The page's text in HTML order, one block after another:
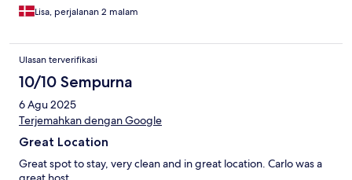
Lisa, perjalanan 2 malam
Ulasan terverifikasi
10/10 Sempurna
6 Agu 2025
Terjemahkan dengan Google
Great Location
Great spot to stay, very clean and in great location. Carlo was a